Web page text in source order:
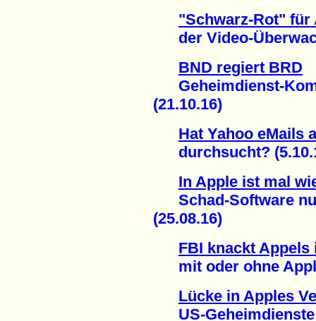
"Schwarz-Rot" für
der Video-
BND regiert BRD
Geheimdienst-
(21.10.16)
Hat Yahoo eMails
durchsucht?
In Apple ist mal
Schad-Software
(25.08.16)
FBI knackt Appels
mit oder ohne
Lücke in Apples
US-Geheimdienste